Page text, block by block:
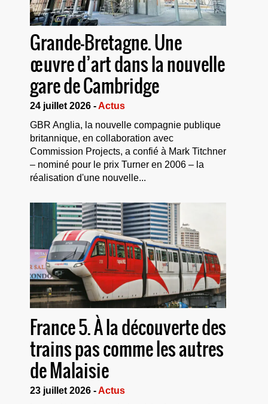
Grande-Bretagne. Une
œuvre d’art dans la nouvelle
gare de Cambridge
24 juillet 2026 -Actus
GBR Anglia, la nouvelle compagnie publique
britannique, en collaboration avec
Commission Projects, a confié à Mark Titchner
– nominé pour le prix Turner en 2006 – la
réalisation d'une nouvelle...
France 5. À la découverte des
trains pas comme les autres
de Malaisie
23 juillet 2026 -Actus